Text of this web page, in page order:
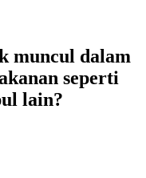
muncul dalam
seperti
lain?